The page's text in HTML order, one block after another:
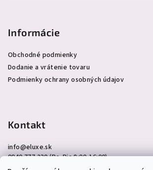
Informácie
Obchodné podmienky
Dodanie a vrátenie tovaru
Podmienky ochrany osobných údajov
Kontakt
info@eluxe.sk
0940 777 230 (Po-Pia 8:00-16:00)